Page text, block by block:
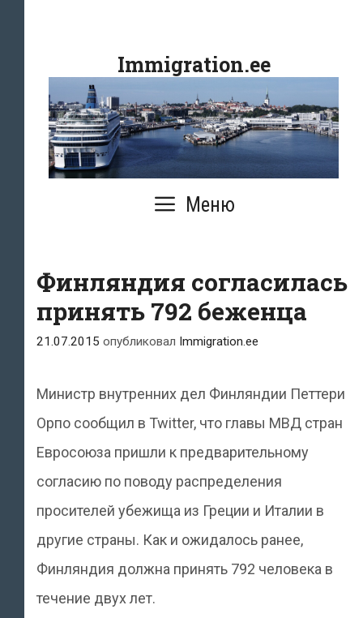
содержимомуImmigration.ee
Меню
Финляндия согласилась
принять 792 беженца
21.07.2015 опубликовал Immigration.ee
Министр внутренних дел Финляндии Петтери
Орпо сообщил в Twitter, что главы МВД стран
Евросоюза пришли к предварительному
согласию по поводу распределения
просителей убежища из Греции и Италии в
другие страны. Как и ожидалось ранее,
Финляндия должна принять 792 человека в
течение двух лет.